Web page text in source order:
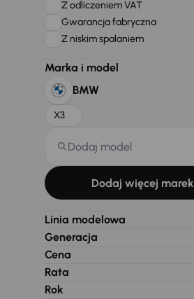
Z odliczeniem VAT
Gwarancja fabryczna
Z niskim spalaniem
Marka i model
BMW
X3
Dodaj model
Dodaj więcej marek
Linia modelowa
Generacja
Cena
Rata
Rok